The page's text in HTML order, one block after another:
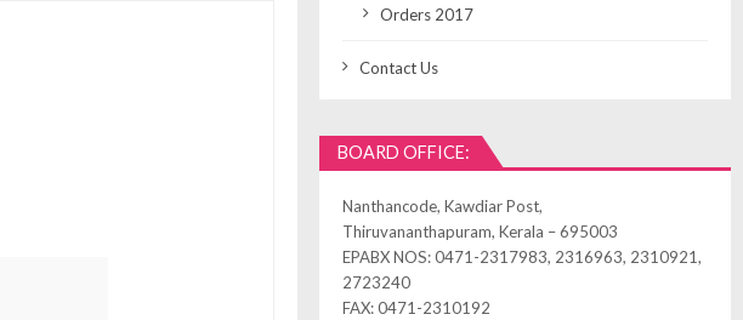
Orders 2017
Contact Us
BOARD OFFICE:
Nanthancode, Kawdiar Post,
Thiruvananthapuram, Kerala – 695003
EPABX NOS: 0471-2317983, 2316963, 2310921,
2723240
FAX: 0471-2310192